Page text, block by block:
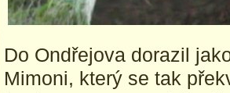
Do Ondřejova dorazil
Mimoni, který se tak